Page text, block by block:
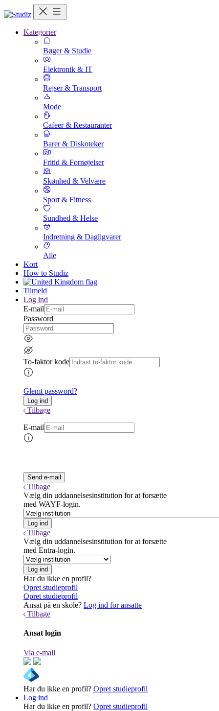
Kategorier
Bøger & Studie
Elektronik & IT
Rejser & Transport
Mode
Cafeer & Restauranter
Barer & Diskoteker
Fritid & Fornøjelser
Skønhed & Velvære
Sport & Fitness
Sundhed & Helse
Indretning & Dagligvarer
Alle
Kort
How to Studiz
Tilmeld
Log ind
E-mail
Password
To-faktor kode
Glemt password?
Tilbage
E-mail
Tilbage
Vælg din uddannelsesinstitution for at forsætte
med WAYF-login.
Tilbage
Vælg din uddannelsesinstitution for at forsætte
med Entra-login.
Har du ikke en profil?
Opret studieprofil
Opret studieprofil
Ansat på en skole? Log ind for ansatte
Tilbage
Ansat login
Via e-mail
Har du ikke en profil? Opret studieprofil
Log ind
Har du ikke en profil? Opret studieprofil